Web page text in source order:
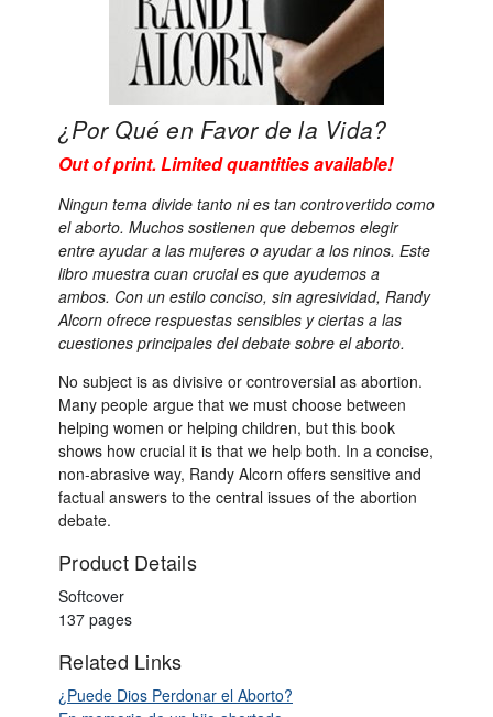
¿Por Qué en Favor de la Vida?
Out of print. Limited quantities available!
Ningun tema divide tanto ni es tan controvertido como
el aborto. Muchos sostienen que debemos elegir
entre ayudar a las mujeres o ayudar a los ninos. Este
libro muestra cuan crucial es que ayudemos a
ambos. Con un estilo conciso, sin agresividad, Randy
Alcorn ofrece respuestas sensibles y ciertas a las
cuestiones principales del debate sobre el aborto.
No subject is as divisive or controversial as abortion.
Many people argue that we must choose between
helping women or helping children, but this book
shows how crucial it is that we help both. In a concise,
non-abrasive way, Randy Alcorn offers sensitive and
factual answers to the central issues of the abortion
debate.
Product Details
Softcover
137 pages
Related Links
¿Puede Dios Perdonar el Aborto?